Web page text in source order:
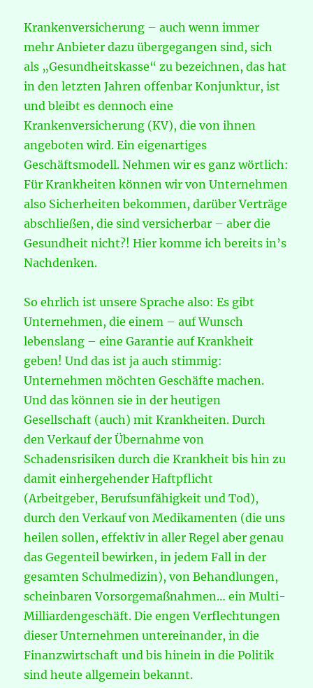
Krankenversicherung – auch wenn immer
mehr Anbieter dazu übergegangen sind, sich
als „Gesundheitskasse“ zu bezeichnen, das hat
in den letzten Jahren offenbar Konjunktur, ist
und bleibt es dennoch eine
Krankenversicherung (KV), die von ihnen
angeboten wird. Ein eigenartiges
Geschäftsmodell. Nehmen wir es ganz wörtlich:
Für Krankheiten können wir von Unternehmen
also Sicherheiten bekommen, darüber Verträge
abschließen, die sind versicherbar – aber die
Gesundheit nicht?! Hier komme ich bereits in’s
Nachdenken.
So ehrlich ist unsere Sprache also: Es gibt
Unternehmen, die einem – auf Wunsch
lebenslang – eine Garantie auf Krankheit
geben! Und das ist ja auch stimmig:
Unternehmen möchten Geschäfte machen.
Und das können sie in der heutigen
Gesellschaft (auch) mit Krankheiten. Durch
den Verkauf der Übernahme von
Schadensrisiken durch die Krankheit bis hin zu
damit einhergehender Haftpflicht
(Arbeitgeber, Berufsunfähigkeit und Tod),
durch den Verkauf von Medikamenten (die uns
heilen sollen, effektiv in aller Regel aber genau
das Gegenteil bewirken, in jedem Fall in der
gesamten Schulmedizin), von Behandlungen,
scheinbaren Vorsorgemaßnahmen… ein Multi-
Milliardengeschäft. Die engen Verflechtungen
dieser Unternehmen untereinander, in die
Finanzwirtschaft und bis hinein in die Politik
sind heute allgemein bekannt.